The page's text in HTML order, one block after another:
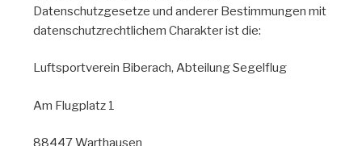
Datenschutzgesetze und anderer Bestimmungen mit
datenschutzrechtlichem Charakter ist die:
Luftsportverein Biberach, Abteilung Segelflug
Am Flugplatz 1
88447 Warthausen